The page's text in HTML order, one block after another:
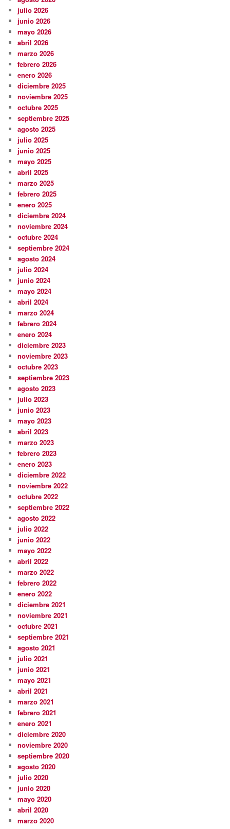
julio 2026
junio 2026
mayo 2026
abril 2026
marzo 2026
febrero 2026
enero 2026
diciembre 2025
noviembre 2025
octubre 2025
septiembre 2025
agosto 2025
julio 2025
junio 2025
mayo 2025
abril 2025
marzo 2025
febrero 2025
enero 2025
diciembre 2024
noviembre 2024
octubre 2024
septiembre 2024
agosto 2024
julio 2024
junio 2024
mayo 2024
abril 2024
marzo 2024
febrero 2024
enero 2024
diciembre 2023
noviembre 2023
octubre 2023
septiembre 2023
agosto 2023
julio 2023
junio 2023
mayo 2023
abril 2023
marzo 2023
febrero 2023
enero 2023
diciembre 2022
noviembre 2022
octubre 2022
septiembre 2022
agosto 2022
julio 2022
junio 2022
mayo 2022
abril 2022
marzo 2022
febrero 2022
enero 2022
diciembre 2021
noviembre 2021
octubre 2021
septiembre 2021
agosto 2021
julio 2021
junio 2021
mayo 2021
abril 2021
marzo 2021
febrero 2021
enero 2021
diciembre 2020
noviembre 2020
septiembre 2020
agosto 2020
julio 2020
junio 2020
mayo 2020
abril 2020
marzo 2020